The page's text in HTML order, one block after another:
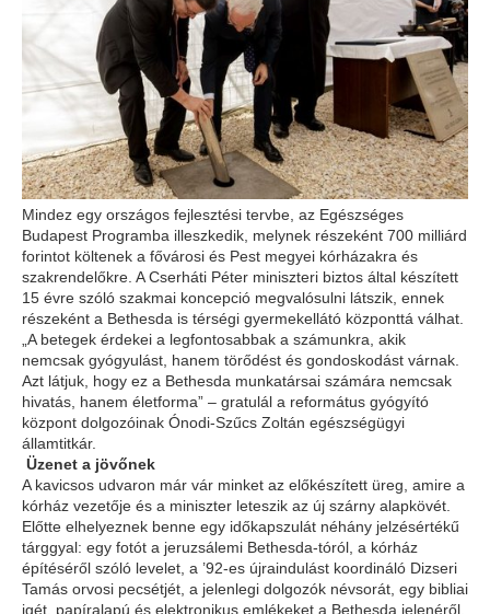
Mindez egy országos fejlesztési tervbe, az Egészséges
Budapest Programba illeszkedik, melynek részeként 700 milliárd
forintot költenek a fővárosi és Pest megyei kórházakra és
szakrendelőkre. A Cserháti Péter miniszteri biztos által készített
15 évre szóló szakmai koncepció megvalósulni látszik, ennek
részeként a Bethesda is térségi gyermekellátó központtá válhat.
„A betegek érdekei a legfontosabbak a számunkra, akik
nemcsak gyógyulást, hanem törődést és gondoskodást várnak.
Azt látjuk, hogy ez a Bethesda munkatársai számára nemcsak
hivatás, hanem életforma” – gratulál a református gyógyító
központ dolgozóinak Ónodi-Szűcs Zoltán egészségügyi
államtitkár.
Üzenet a jövőnek
A kavicsos udvaron már vár minket az előkészített üreg, amire a
kórház vezetője és a miniszter leteszik az új szárny alapkövét.
Előtte elhelyeznek benne egy időkapszulát néhány jelzésértékű
tárggyal: egy fotót a jeruzsálemi Bethesda-tóról, a kórház
építéséről szóló levelet, a ’92-es újraindulást koordináló Dizseri
Tamás orvosi pecsétjét, a jelenlegi dolgozók névsorát, egy bibliai
igét, papíralapú és elektronikus emlékeket a Bethesda jelenéről.